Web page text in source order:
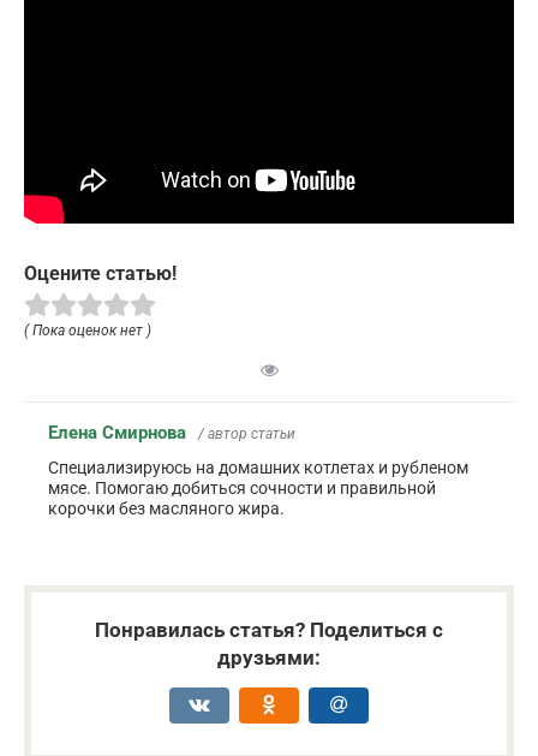
Оцените статью!
( Пока оценок нет )
Елена Смирнова / автор статьи
Специализируюсь на домашних котлетах и рубленом
мясе. Помогаю добиться сочности и правильной
корочки без масляного жира.
Понравилась статья? Поделиться с
друзьями: